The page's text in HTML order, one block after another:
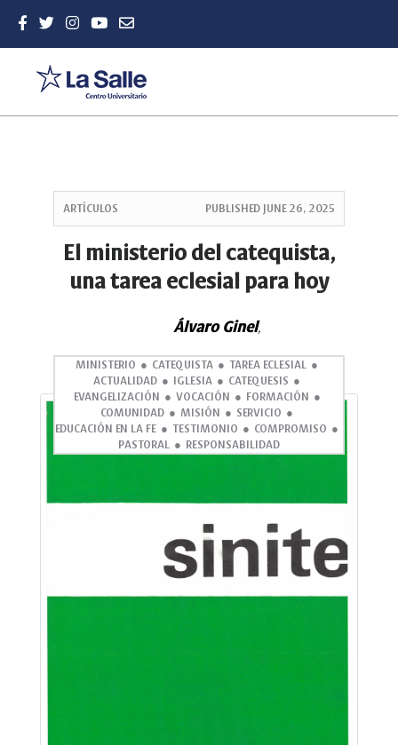
Sidebar
ARTÍCULOS PUBLISHED JUNE 26, 2025
El ministerio del catequista,
una tarea eclesial para hoy
Álvaro Ginel,
MINISTERIO CATEQUISTA
TAREA ECLESIAL
ACTUALIDAD
IGLESIA
CATEQUESIS
EVANGELIZACIÓN
VOCACIÓN
FORMACIÓN
COMUNIDAD
MISIÓN
SERVICIO
EDUCACIÓN EN LA FE
TESTIMONIO
COMPROMISO
PASTORAL
RESPONSABILIDAD